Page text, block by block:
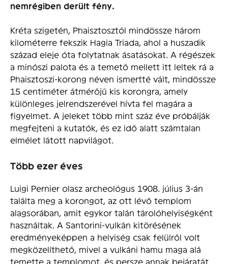
nemrégiben derült fény.
Kréta szigetén, Phaisztosztól mindössze három
kilométerre fekszik Hagia Triada, ahol a huszadik
század eleje óta folytatnak ásatásokat. A régészek
a minószi palota és a temető mellett itt leltek rá a
Phaisztoszi-korong néven ismertté vált, mindössze
15 centiméter átmérőjű kis korongra, amely
különleges jelrendszerével hívta fel magára a
figyelmet. A jeleket több mint száz éve próbálják
megfejteni a kutatók, és ez idő alatt számtalan
elmélet látott napvilágot.
Több ezer éves
Luigi Pernier olasz archeológus 1908. július 3-án
találta meg a korongot, az ott lévő templom
alagsorában, amit egykor talán tárolóhelyiségként
használtak. A Santorini-vulkán kitörésének
eredményeképpen a helyiség csak felülről volt
megközelíthető, mivel a vulkáni hamu maga alá
temette a templomot, és persze annak bejáratát